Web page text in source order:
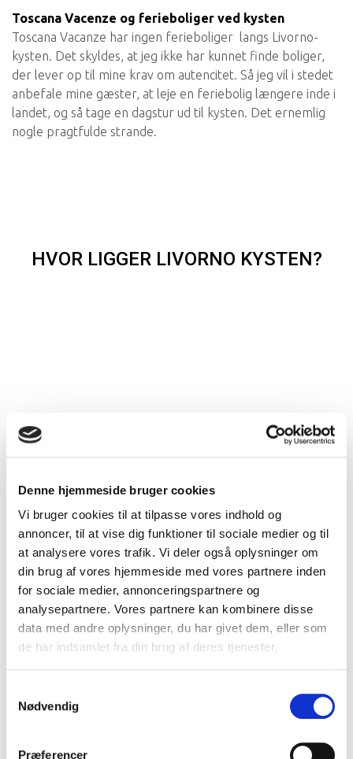
Denne hjemmeside bruger cookies
Vi bruger cookies til at tilpasse vores indhold og
annoncer, til at vise dig funktioner til sociale medier og til
at analysere vores trafik. Vi deler også oplysninger om
din brug af vores hjemmeside med vores partnere inden
for sociale medier, annonceringspartnere og
analysepartnere. Vores partnere kan kombinere disse
data med andre oplysninger, du har givet dem, eller som
de har indsamlet fra din brug af deres tjenester.
Nødvendig
Præferencer
Toscana Vacenze og ferieboliger ved kysten
Toscana Vacanze har ingen ferieboliger langs Livorno-
kysten. Det skyldes, at jeg ikke har kunnet finde boliger,
der lever op til mine krav om autencitet. Så jeg vil i stedet
anbefale mine gæster, at leje en feriebolig længere inde i
landet, og så tage en dagstur ud til kysten. Det ernemlig
nogle pragtfulde strande.
HVOR LIGGER LIVORNO KYSTEN?